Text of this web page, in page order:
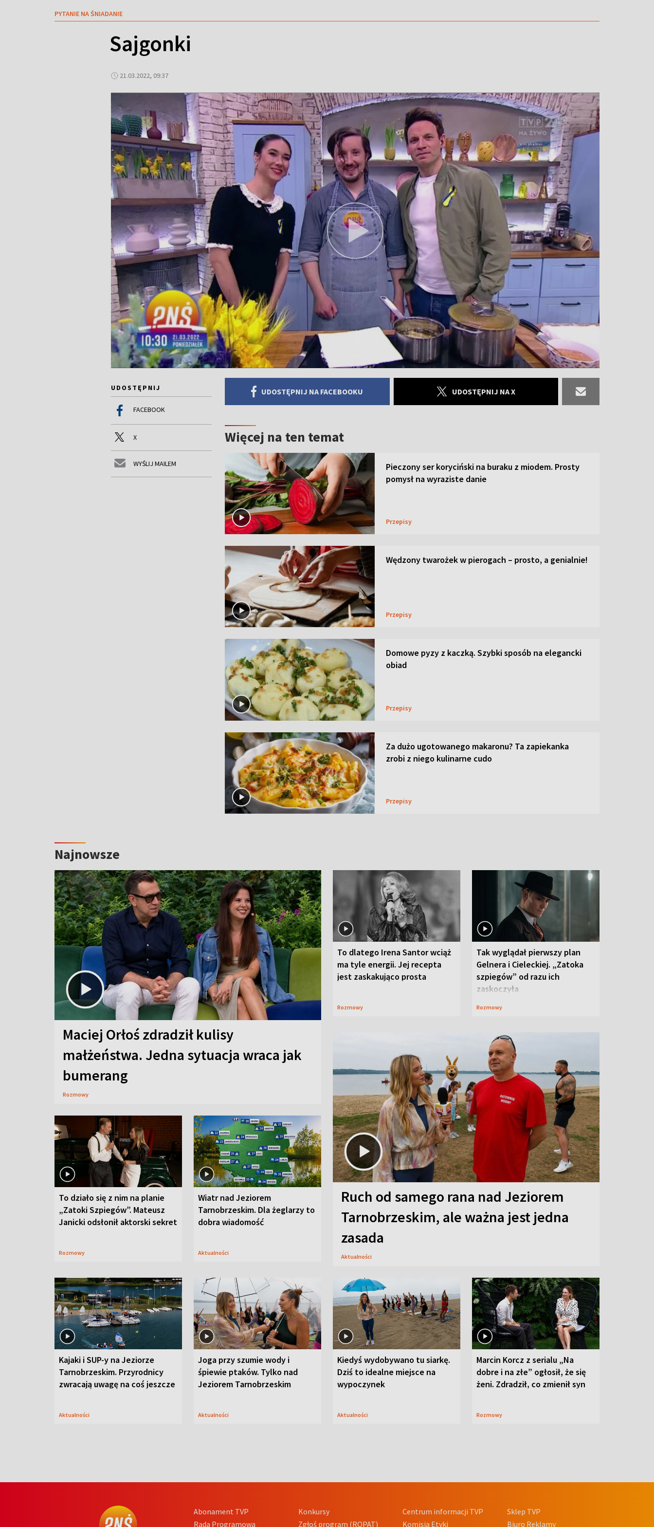
PYTANIE NA ŚNIADANIE
Sajgonki
21.03.2022, 09:37
UDOSTĘPNIJ
FACEBOOK
X
WYŚLIJ MAILEM
UDOSTĘPNIJ NA FACEBOOKU UDOSTĘPNIJ NA X
Więcej na ten temat
Pieczony ser koryciński na buraku z miodem. Prosty
pomysł na wyraziste danie
Przepisy
Wędzony twarożek w pierogach – prosto, a genialnie!
Przepisy
Domowe pyzy z kaczką. Szybki sposób na elegancki
obiad
Przepisy
Za dużo ugotowanego makaronu? Ta zapiekanka
zrobi z niego kulinarne cudo
Przepisy
Najnowsze
Maciej Orłoś zdradził kulisy
małżeństwa. Jedna sytuacja wraca jak
bumerang
Rozmowy
To dlatego Irena Santor wciąż
ma tyle energii. Jej recepta
jest zaskakująco prosta
Rozmowy
Tak wyglądał pierwszy plan
Gelnera i Cieleckiej. „Zatoka
szpiegów” od razu ich
zaskoczyła
Rozmowy
To działo się z nim na planie
„Zatoki Szpiegów”. Mateusz
Janicki odsłonił aktorski sekret
Rozmowy
Wiatr nad Jeziorem
Tarnobrzeskim. Dla żeglarzy to
dobra wiadomość
Aktualności
Ruch od samego rana nad Jeziorem
Tarnobrzeskim, ale ważna jest jedna
zasada
Aktualności
Kajaki i SUP-y na Jeziorze
Tarnobrzeskim. Przyrodnicy
zwracają uwagę na coś jeszcze
Aktualności
Joga przy szumie wody i
śpiewie ptaków. Tylko nad
Jeziorem Tarnobrzeskim
Aktualności
Kiedyś wydobywano tu siarkę.
Dziś to idealne miejsce na
wypoczynek
Aktualności
Marcin Korcz z serialu „Na
dobre i na złe” ogłosił, że się
żeni. Zdradził, co zmienił syn
Rozmowy
Abonament TVP
Rada Programowa
Konkursy
Zgłoś program (ROPAT)
Centrum informacji TVP
Komisja Etyki
Sklep TVP
Biuro Reklamy